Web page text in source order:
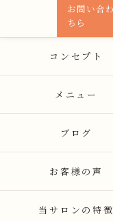
お問い合
ちら
コンセプト
メニュー
ブログ
お客様の声
当サロンの特徴